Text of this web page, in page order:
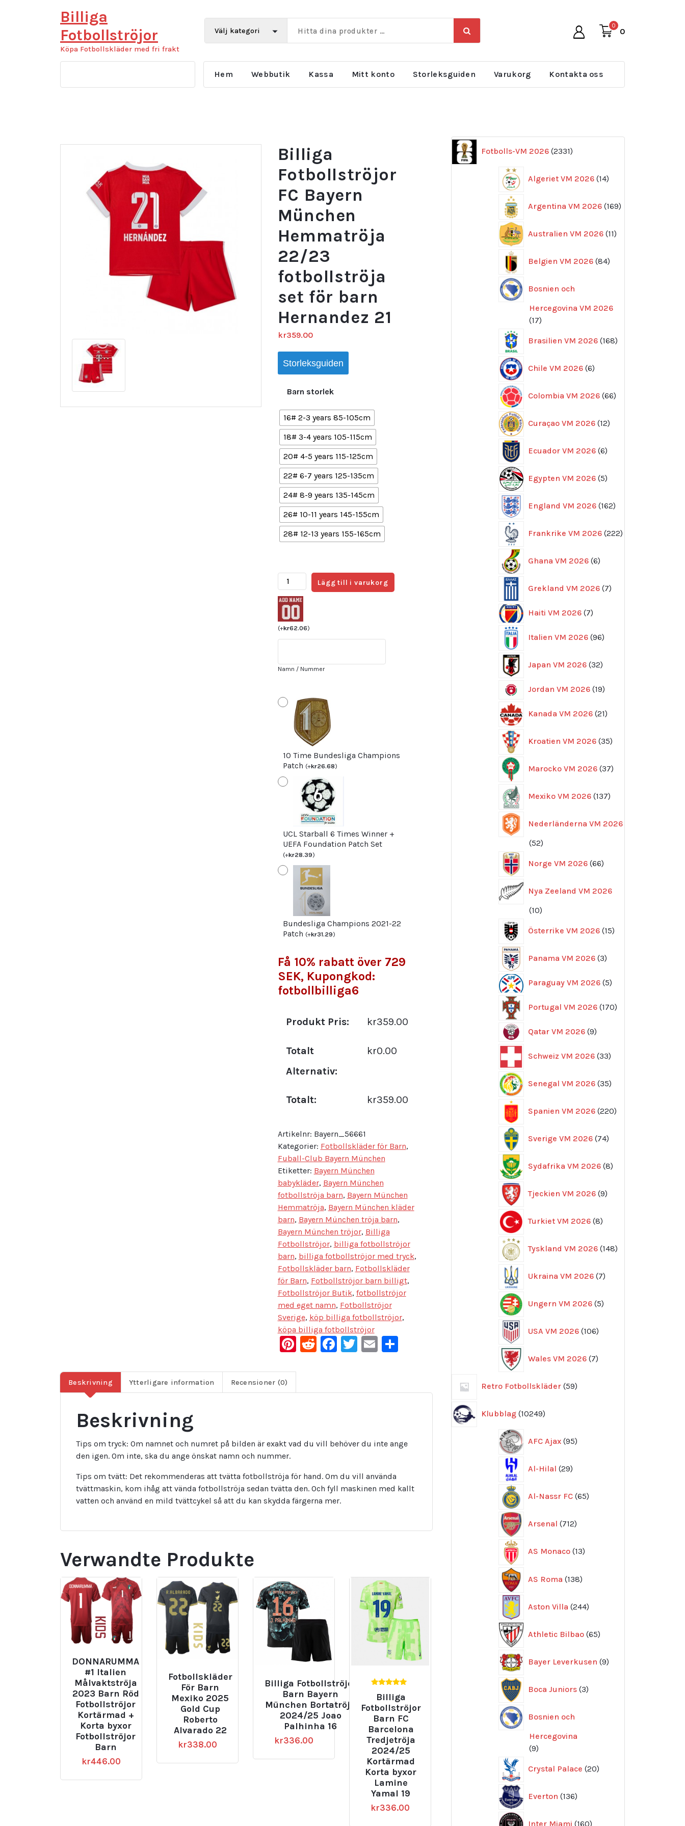
Billiga
Fotbollströjor
Köpa Fotbollskläder med fri frakt
0
0
Hem Webbutik Kassa Mitt konto Storleksguiden Varukorg Kontakta oss
Billiga
Fotbollströjor
FC Bayern
München
Hemmatröja
22/23
fotbollströja
set för barn
Hernandez 21
kr359.00
Storleksguiden
Barn storlek
16# 2-3 years 85-105cm
18# 3-4 years 105-115cm
20# 4-5 years 115-125cm
22# 6-7 years 125-135cm
24# 8-9 years 135-145cm
26# 10-11 years 145-155cm
28# 12-13 years 155-165cm
Billiga
Fotbollströjor
FC
Bayern
München
Hemmatröja
fotbollströja
barn
Hernandez
mängd
Lägg till i varukorg
(+kr62.06)
Namn / Nummer
10 Time Bundesliga Champions
Patch (+kr26.68)
UCL Starball 6 Times Winner +
UEFA Foundation Patch Set
(+kr28.39)
Bundesliga Champions 2021-22
Patch (+kr31.29)
Få 10% rabatt över 729
SEK, Kupongkod:
fotbollbilliga6
Produkt Pris: kr359.00
Totalt
Alternativ:
kr0.00
Totalt: kr359.00
Artikelnr: Bayern_56661
Kategorier: Fotbollskläder för Barn,
Fuball-Club Bayern München
Etiketter: Bayern München
babykläder, Bayern München
fotbollströja barn, Bayern München
Hemmatröja, Bayern München kläder
barn, Bayern München tröja barn,
Bayern München tröjor, Billiga
Fotbollströjor, billiga fotbollströjor
barn, billiga fotbollströjor med tryck,
Fotbollskläder barn, Fotbollskläder
för Barn, Fotbollströjor barn billigt,
Fotbollströjor Butik, fotbollströjor
med eget namn, Fotbollströjor
Sverige, köp billiga fotbollströjor,
köpa billiga fotbollströjor
Pinterest
Reddit
Facebook
Twitter
Email
Dela
Beskrivning Ytterligare information Recensioner (0)
Beskrivning
Tips om tryck: Om namnet och numret på bilden är exakt vad du vill behöver du inte ange
den igen. Om inte, ska du ange önskat namn och nummer.
Tips om tvätt: Det rekommenderas att tvätta fotbollströja för hand. Om du vill använda
tvättmaskin, kom ihåg att vända fotbollströja sedan tvätta den. Och fyll maskinen med kallt
vatten och använd en mild tvättcykel så att du kan skydda färgerna mer.
Verwandte Produkte
DONNARUMMA
#1 Italien
Målvaktströja
2023 Barn Röd
Fotbollströjor
Kortärmad +
Korta byxor
Fotbollströjor
Barn
kr446.00
Fotbollskläder
För Barn
Mexiko 2025
Gold Cup
Roberto
Alvarado 22
kr338.00
Billiga Fotbollströjor
Barn Bayern
München Bortatröja
2024/25 Joao
Palhinha 16
kr336.00
av 5
Billiga
Fotbollströjor
Barn FC
Barcelona
Tredjetröja
2024/25
Kortärmad
Korta byxor
Lamine
Yamal 19
kr336.00
Fotbolls-VM 2026 2331
produkter
Algeriet VM 2026 14
produkter
Argentina VM 2026 169
produkter
Australien VM 2026 11
produkter
Belgien VM 2026 84
produkter
Bosnien och
Hercegovina VM 2026
1717
Brasilien VM 2026 168
produkter
Chile VM 2026 6
produkter
Colombia VM 2026 66
produkter
Curaçao VM 2026 12
produkter
Ecuador VM 2026 6
produkter
Egypten VM 2026 5
produkter
England VM 2026 162
produkter
Frankrike VM 2026 222
produkter
Ghana VM 2026 6
produkter
Grekland VM 2026 7
produkter
Haiti VM 2026 77
Italien VM 2026 96
produkter
Japan VM 2026 32
produkter
Jordan VM 2026 1919
Kanada VM 2026 21
produkter
Kroatien VM 2026 35
produkter
Marocko VM 2026 37
produkter
Mexiko VM 2026 137
produkter
Nederländerna VM 2026
5252
Norge VM 2026 66
produkter
Nya Zeeland VM 2026
1010
Österrike VM 2026 15
produkter
Panama VM 2026 3
produkter
Paraguay VM 2026 55
Portugal VM 2026 170
produkter
Qatar VM 2026 99
Schweiz VM 2026 33
produkter
Senegal VM 2026 35
produkter
Spanien VM 2026 220
produkter
Sverige VM 2026 74
produkter
Sydafrika VM 2026 8
produkter
Tjeckien VM 2026 9
produkter
Turkiet VM 2026 8
produkter
Tyskland VM 2026 148
produkter
Ukraina VM 2026 7
produkter
Ungern VM 2026 5
produkter
USA VM 2026 106
produkter
Wales VM 2026 7
produkter
Retro Fotbollskläder 59
produkter
Klubblag 10249
produkter
AFC Ajax 95
produkter
Al-Hilal 29
produkter
Al-Nassr FC 65
produkter
Arsenal 712
produkter
AS Monaco 13
produkter
AS Roma 138
produkter
Aston Villa 244
produkter
Athletic Bilbao 65
produkter
Bayer Leverkusen 9
produkter
Boca Juniors 3
produkter
Bosnien och
Hercegovina
99
Crystal Palace 20
produkter
Everton 136
produkter
Inter Miami 160